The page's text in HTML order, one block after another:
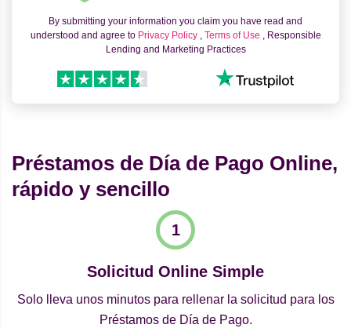
By submitting your information you claim you have read and
understood and agree to Privacy Policy , Terms of Use , Responsible
Lending and Marketing Practices
Préstamos de Día de Pago Online,
rápido y sencillo
Solicitud Online Simple
Solo lleva unos minutos para rellenar la solicitud para los
Préstamos de Día de Pago.